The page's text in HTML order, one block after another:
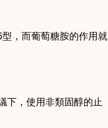
，而葡萄糖胺的作用就
下，使用非類固醇的止